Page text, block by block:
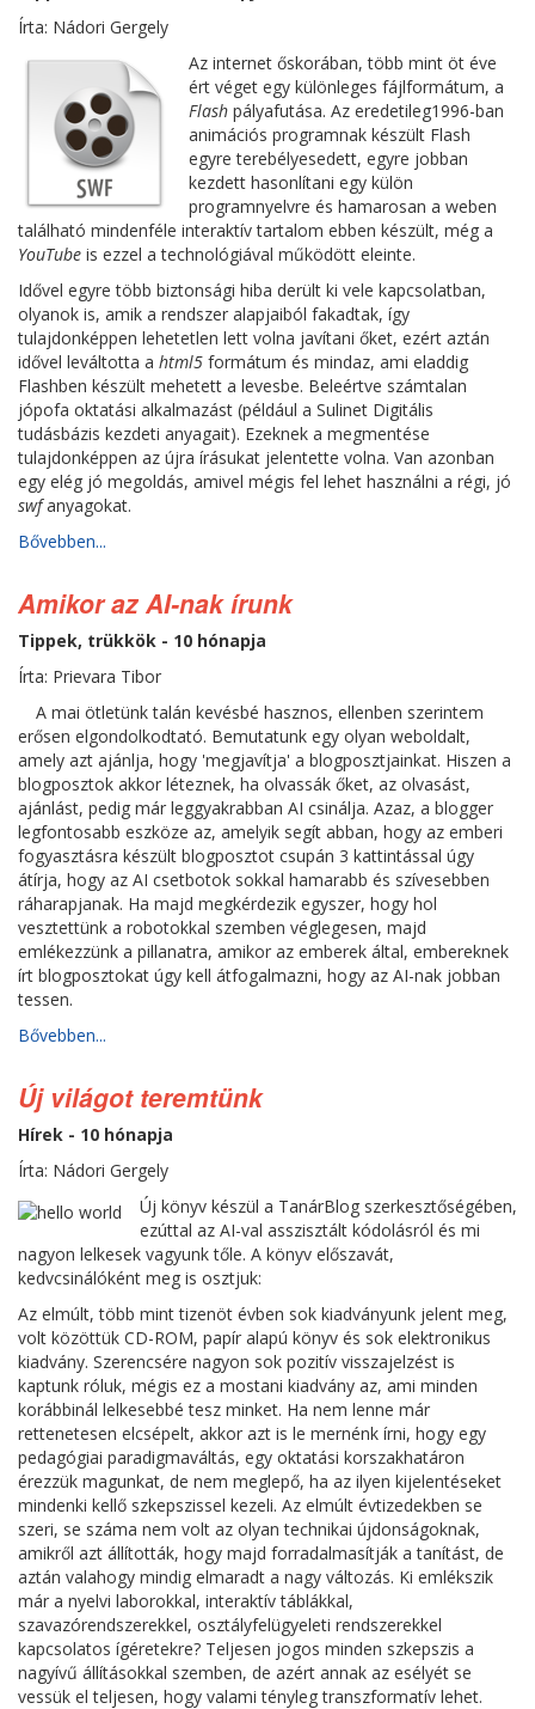
Írta: Nádori Gergely
Az internet őskorában, több mint öt éve
ért véget egy különleges fájlformátum, a
Flash pályafutása. Az eredetileg1996-ban
animációs programnak készült Flash
egyre terebélyesedett, egyre jobban
kezdett hasonlítani egy külön
programnyelvre és hamarosan a weben
található mindenféle interaktív tartalom ebben készült, még a
YouTube is ezzel a technológiával működött eleinte.
Idővel egyre több biztonsági hiba derült ki vele kapcsolatban,
olyanok is, amik a rendszer alapjaiból fakadtak, így
tulajdonképpen lehetetlen lett volna javítani őket, ezért aztán
idővel leváltotta a html5 formátum és mindaz, ami eladdig
Flashben készült mehetett a levesbe. Beleértve számtalan
jópofa oktatási alkalmazást (például a Sulinet Digitális
tudásbázis kezdeti anyagait). Ezeknek a megmentése
tulajdonképpen az újra írásukat jelentette volna. Van azonban
egy elég jó megoldás, amivel mégis fel lehet használni a régi, jó
swfanyagokat.
Bővebben...
Amikor az AI-nak írunk
Tippek, trükkök - 10 hónapja
Írta: Prievara Tibor
A mai ötletünk talán kevésbé hasznos, ellenben szerintem
erősen elgondolkodtató. Bemutatunk egy olyan weboldalt,
amely azt ajánlja, hogy 'megjavítja' a blogposztjainkat. Hiszen a
blogposztok akkor léteznek, ha olvassák őket, az olvasást,
ajánlást, pedig már leggyakrabban AI csinálja. Azaz, a blogger
legfontosabb eszköze az, amelyik segít abban, hogy az emberi
fogyasztásra készült blogposztot csupán 3 kattintással úgy
átírja, hogy az AI csetbotok sokkal hamarabb és szívesebben
ráharapjanak. Ha majd megkérdezik egyszer, hogy hol
vesztettünk a robotokkal szemben véglegesen, majd
emlékezzünk a pillanatra, amikor az emberek által, embereknek
írt blogposztokat úgy kell átfogalmazni, hogy az AI-nak jobban
tessen.
Bővebben...
Új világot teremtünk
Hírek - 10 hónapja
Írta: Nádori Gergely
Új könyv készül a TanárBlog szerkesztőségében,
ezúttal az AI-val asszisztált kódolásról és mi
nagyon lelkesek vagyunk tőle. A könyv előszavát,
kedvcsinálóként meg is osztjuk:
Az elmúlt, több mint tizenöt évben sok kiadványunk jelent meg,
volt közöttük CD-ROM, papír alapú könyv és sok elektronikus
kiadvány. Szerencsére nagyon sok pozitív visszajelzést is
kaptunk róluk, mégis ez a mostani kiadvány az, ami minden
korábbinál lelkesebbé tesz minket. Ha nem lenne már
rettenetesen elcsépelt, akkor azt is le mernénk írni, hogy egy
pedagógiai paradigmaváltás, egy oktatási korszakhatáron
érezzük magunkat, de nem meglepő, ha az ilyen kijelentéseket
mindenki kellő szkepszissel kezeli. Az elmúlt évtizedekben se
szeri, se száma nem volt az olyan technikai újdonságoknak,
amikről azt állították, hogy majd forradalmasítják a tanítást, de
aztán valahogy mindig elmaradt a nagy változás. Ki emlékszik
már a nyelvi laborokkal, interaktív táblákkal,
szavazórendszerekkel, osztályfelügyeleti rendszerekkel
kapcsolatos ígéretekre? Teljesen jogos minden szkepszis a
nagyívű állításokkal szemben, de azért annak az esélyét se
vessük el teljesen, hogy valami tényleg transzformatív lehet.